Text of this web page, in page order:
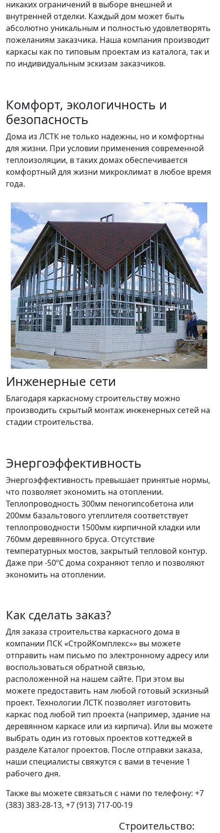
никаких ограничений в выборе внешней и
внутренней отделки. Каждый дом может быть
абсолютно уникальным и полностью удовлетворять
пожеланиям заказчика. Наша компания производит
каркасы как по типовым проектам из каталога, так и
по индивидуальным эскизам заказчиков.
Комфорт, экологичность и
безопасность
Дома из ЛСТК не только надежны, но и комфортны
для жизни. При условии применения современной
теплоизоляции, в таких домах обеспечивается
комфортный для жизни микроклимат в любое время
года.
Инженерные сети
Благодаря каркасному строительству можно
производить скрытый монтаж инженерных сетей на
стадии строительства.
Энергоэффективность
Энергоэффективность превышает принятые нормы,
что позволяет экономить на отоплении.
Теплопроводность 300мм пеногипсобетона или
200мм базальтового утеплителя соответствует
теплопроводности 1500мм кирпичной кладки или
760мм деревянного бруса. Отсутствие
температурных мостов, закрытый тепловой контур.
Даже при -50ºС дома сохраняют тепло и позволяют
экономить на отоплении.
Как сделать заказ?
Для заказа строительства каркасного дома в
компании ПСК «СтройКомплекс»» вы можете
отправить нам письмо по электронному адресу или
воспользоваться обратной связью,
расположенной на нашем сайте. При этом вы
можете предоставить нам любой готовый эскизный
проект. Технологии ЛСТК позволяет изготовить
каркас под любой тип проекта (например, здание на
деревянном каркасе или из кирпича). Или вы можете
выбрать один из готовых проектов коттеджей в
разделе Каталог проектов. После отправки заказа,
наши специалисты свяжутся с вами в течение 1
рабочего дня.
Также вы можете связаться с нами по телефону: +7
(383) 383-28-13, +7 (913) 717-00-19
Строительство: